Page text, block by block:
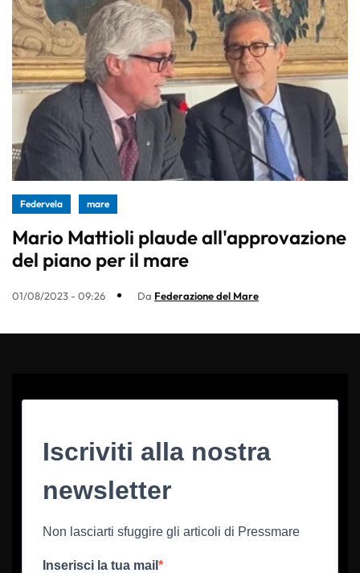
Federvela mare
Mario Mattioli plaude all'approvazione
del piano per il mare
01/08/2023 - 09:26 Da Federazione del Mare
Iscriviti alla nostra
newsletter
Non lasciarti sfuggire gli articoli di Pressmare
Inserisci la tua mail